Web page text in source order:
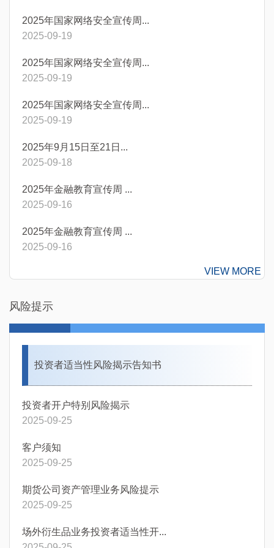
2025年国家网络安全宣传周...
2025-09-19
2025年国家网络安全宣传周...
2025-09-19
2025年国家网络安全宣传周...
2025-09-19
2025年9月15日至21日...
2025-09-18
2025年金融教育宣传周 ...
2025-09-16
2025年金融教育宣传周 ...
2025-09-16
VIEW MORE
风险提示
投资者适当性风险揭示告知书
投资者开户特别风险揭示
2025-09-25
客户须知
2025-09-25
期货公司资产管理业务风险提示
2025-09-25
场外衍生品业务投资者适当性开...